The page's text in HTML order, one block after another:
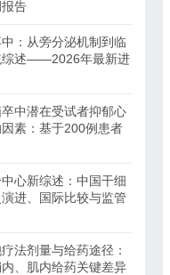
告
：从旁分泌机制到临
综述——2026年最新进
中潜在受试者抑郁心
素：基于200例患者
心新综述：中国干细
进、国际比较与监管
法剂量与给药途径：
、肌内给药关键差异